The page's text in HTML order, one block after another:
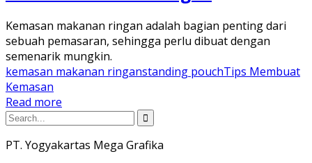
Kemasan makanan ringan adalah bagian penting dari
sebuah pemasaran, sehingga perlu dibuat dengan
semenarik mungkin.
kemasan makanan ringanstanding pouchTips Membuat
Kemasan
Read more
PT. Yogyakartas Mega Grafika